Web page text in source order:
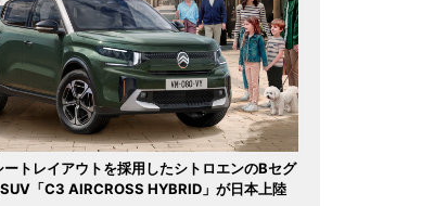
トレイアウトを採用したシトロエンのBセグ
「C3 AIRCROSS HYBRID」が日本上陸